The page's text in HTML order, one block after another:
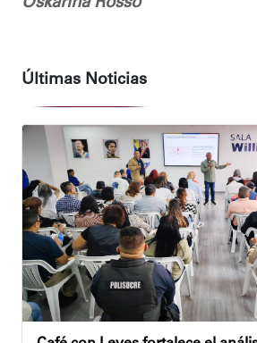
Últimas Noticias